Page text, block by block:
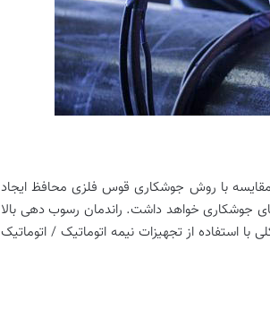
با روش جوشکاری قوس فلزی محافظ ایجاد
جوشکاری خواهد داشت. راندمان رسوب دهی بالا
با استفاده از تجهیزات نیمه اتوماتیک / اتوماتیک